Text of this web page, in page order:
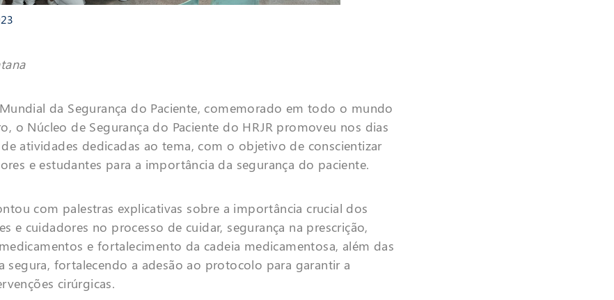
da Segurança do Paciente, comemorado em todo o mundo
o Núcleo de Segurança do Paciente do HRJR promoveu nos dias
atividades dedicadas ao tema, com o objetivo de conscientizar
e estudantes para a importância da segurança do paciente.
com palestras explicativas sobre a importância crucial dos
e cuidadores no processo de cuidar, segurança na prescrição,
e fortalecimento da cadeia medicamentosa, além das
segura, fortalecendo a adesão ao protocolo para garantir a
cirúrgicas.